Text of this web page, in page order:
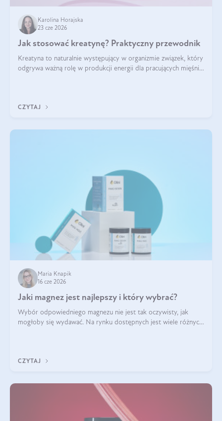
Karolina Horajska
23 cze 2026
Jak stosować kreatynę? Praktyczny przewodnik
Kreatyna to naturalnie występujący w organizmie związek, który
odgrywa ważną rolę w produkcji energii dla pracujących mięśni.
CZYTAJ
Maria Knapik
16 cze 2026
Jaki magnez jest najlepszy i który wybrać?
Wybór odpowiedniego magnezu nie jest tak oczywisty, jak
mogłoby się wydawać. Na rynku dostępnych jest wiele różnych
CZYTAJ